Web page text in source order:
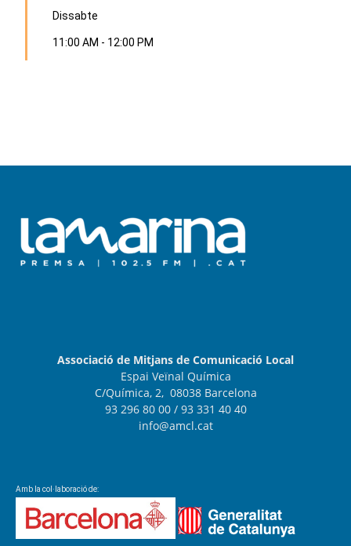
Dissabte
11:00 AM - 12:00 PM
Associació de Mitjans de Comunicació Local
Espai Veïnal Química
C/Química, 2, 08038 Barcelona
93 296 80 00 / 93 331 40 40
info@amcl.cat
Amb la col·laboració de: